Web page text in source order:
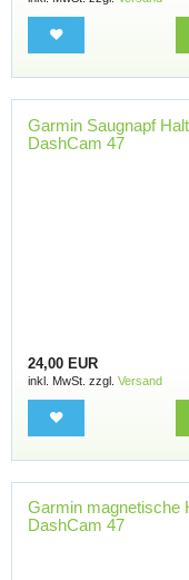
Garmin Saugnapf
DashCam 47
24,00 EUR
inkl. MwSt. zzgl. Versand
Garmin magnetische
DashCam 47